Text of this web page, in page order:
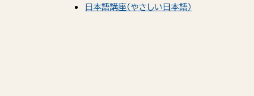
日本語講座（やさしい日本語）